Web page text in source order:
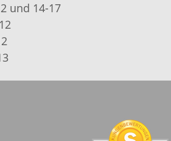
und 14-17